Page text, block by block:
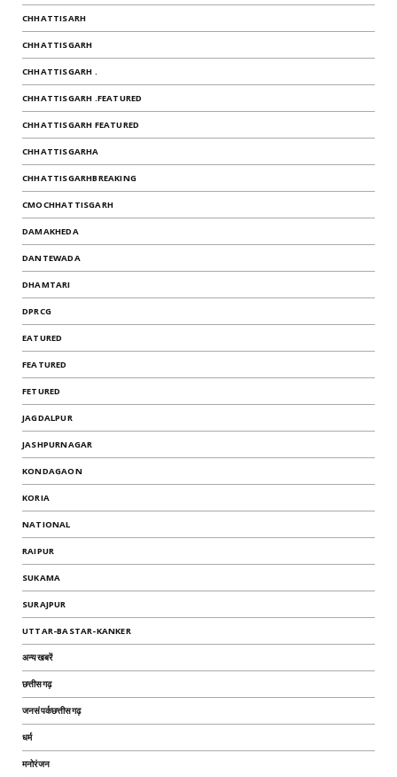
CHHATTISARH
CHHATTISGARH
CHHATTISGARH .
CHHATTISGARH .FEATURED
CHHATTISGARH FEATURED
CHHATTISGARHA
CHHATTISGARHBREAKING
CMOCHHATTISGARH
DAMAKHEDA
DANTEWADA
DHAMTARI
DPRCG
EATURED
FEATURED
FETURED
JAGDALPUR
JASHPURNAGAR
KONDAGAON
KORIA
NATIONAL
RAIPUR
SUKAMA
SURAJPUR
UTTAR-BASTAR-KANKER
अन्यखबरें
छत्तीसगढ़
जनसंपर्कछत्तीसगढ़
धर्म
मनोरंजन